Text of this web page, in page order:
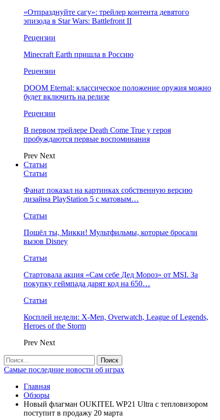
«Отпразднуйте сагу»: трейлер контента девятого
эпизода в Star Wars: Battlefront II
Рецензии
Minecraft Earth пришла в Россию
Рецензии
DOOM Eternal: классическое положение оружия можно
будет включить на релизе
Рецензии
В первом трейлере Death Come True у героя
пробуждаются первые воспоминания
Prev Next
Статьи
Статьи
Фанат показал на картинках собственную версию
дизайна PlayStation 5 с матовым…
Статьи
Пошёл ты, Микки! Мультфильмы, которые бросали
вызов Disney
Статьи
Стартовала акция «Сам себе Дед Мороз» от MSI. За
покупку геймпада дарят код на 650…
Статьи
Косплей недели: X-Men, Overwatch, League of Legends,
Heroes of the Storm
Prev Next
Самые последние новости об играх
Главная
Обзоры
Новый флагман OUKITEL WP21 Ultra с тепловизором
поступит в продажу 20 марта